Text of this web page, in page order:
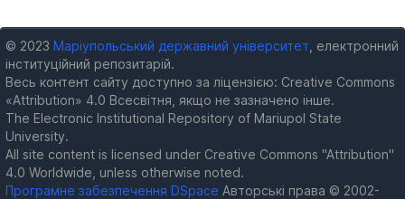
© 2023 Маріупольський державний університет , електронний
інституційний репозитарій.
Весь контент сайту доступно за ліцензією: Creative Commons
«Attribution» 4.0 Всесвітня, якщо не зазначено інше.
The Electronic Institutional Repository of Mariupol State
University.
All site content is licensed under Creative Commons "Attribution"
4.0 Worldwide, unless otherwise noted.
Програмне забезпечення DSpace Авторські права © 2002-